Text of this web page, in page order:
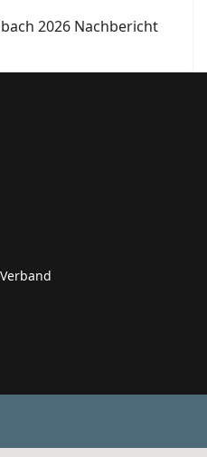
2026 Nachbericht